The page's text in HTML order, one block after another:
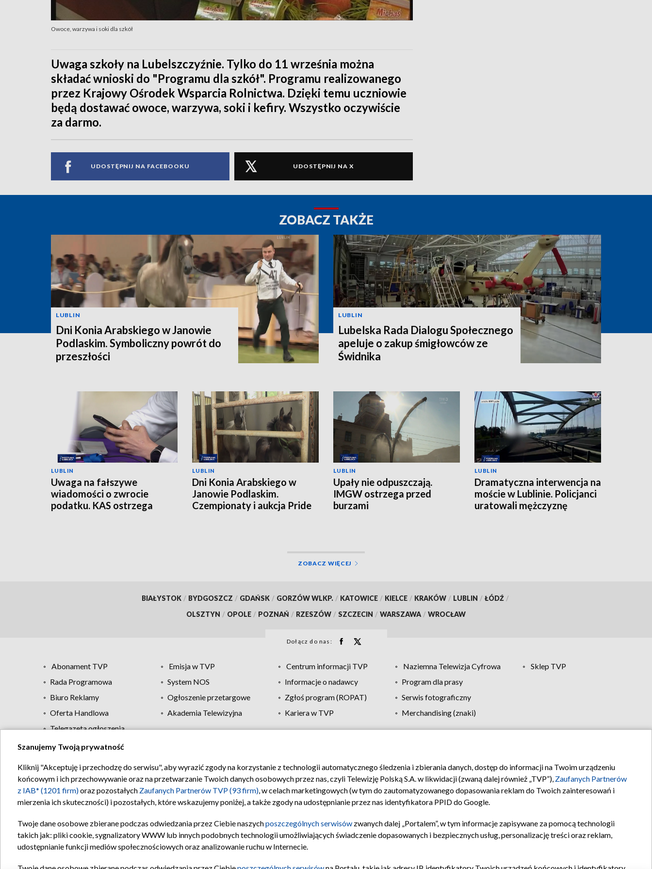
Owoce, warzywa i soki dla szkół
Uwaga szkoły na Lubelszczyźnie. Tylko do 11 września można
składać wnioski do "Programu dla szkół". Programu realizowanego
przez Krajowy Ośrodek Wsparcia Rolnictwa. Dzięki temu uczniowie
będą dostawać owoce, warzywa, soki i kefiry. Wszystko oczywiście
za darmo.
UDOSTĘPNIJ NA FACEBOOKU UDOSTĘPNIJ NA X
ZOBACZ TAKŻE
LUBLIN
Dni Konia Arabskiego w Janowie
Podlaskim. Symboliczny powrót do
przeszłości
LUBLIN
Lubelska Rada Dialogu Społecznego
apeluje o zakup śmigłowców ze
Świdnika
LUBLIN
Uwaga na fałszywe
wiadomości o zwrocie
podatku. KAS ostrzega
LUBLIN
Dni Konia Arabskiego w
Janowie Podlaskim.
Czempionaty i aukcja Pride
LUBLIN
Upały nie odpuszczają.
IMGW ostrzega przed
burzami
LUBLIN
Dramatyczna interwencja na
moście w Lublinie. Policjanci
uratowali mężczyznę
ZOBACZ WIĘCEJ
BIAŁYSTOK / BYDGOSZCZ / GDAŃSK / GORZÓW WLKP. / KATOWICE / KIELCE / KRAKÓW / LUBLIN / ŁÓDŹ /
OLSZTYN / OPOLE / POZNAŃ / RZESZÓW / SZCZECIN / WARSZAWA / WROCŁAW
Dołącz do nas:
Abonament TVP Emisja w TVP Centrum informacji TVP Naziemna Telewizja Cyfrowa
Sklep TVP
Rada Programowa
System NOS Informacje o nadawcy
Program dla prasy
Biuro Reklamy
Ogłoszenie przetargowe Zgłoś program (ROPAT)
Serwis fotograficzny
Oferta Handlowa
Akademia Telewizyjna Kariera w TVP
Merchandising (znaki)
Telegazeta ogłoszenia
Regulamin TVP Polityka prywatności Moje zgody Pomoc Biuro reklamy Kontakt
Szanujemy Twoją prywatność
Kliknij "Akceptuję i przechodzę do serwisu", aby wyrazić zgody na korzystanie z technologii automatycznego śledzenia i zbierania danych, dostęp do informacji na Twoim urządzeniu
końcowym i ich przechowywanie oraz na przetwarzanie Twoich danych osobowych przez nas, czyli Telewizję Polską S.A. w likwidacji (zwaną dalej również „TVP”), Zaufanych Partnerów
z IAB* (1201 firm)oraz pozostałych Zaufanych Partnerów TVP (93 firm), w celach marketingowych (w tym do zautomatyzowanego dopasowania reklam do Twoich zainteresowań i
mierzenia ich skuteczności) i pozostałych, które wskazujemy poniżej, a także zgody na udostępnianie przez nas identyfikatora PPID do Google.
Twoje dane osobowe zbierane podczas odwiedzania przez Ciebie naszychposzczególnych serwisów zwanych dalej „Portalem”, w tym informacje zapisywane za pomocą technologii
takich jak: pliki cookie, sygnalizatory WWW lub innych podobnych technologii umożliwiających świadczenie dopasowanych i bezpiecznych usług, personalizację treści oraz reklam,
udostępnianie funkcji mediów społecznościowych oraz analizowanie ruchu w Internecie.